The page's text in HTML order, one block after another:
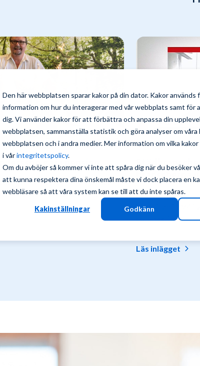
Den här webbplatsen sparar kakor på din dator. Kakor används
information om hur du interagerar med vår webbplats samt för
dig. Vi använder kakor för att förbättra och anpassa din
webbplatsen, sammanställa statistik och göra analyser om våra
webbplatsen och i andra medier. Mer information om vilka
i vårintegritetspolicy.
Om du avböjer så kommer vi inte att spåra dig när du besöker
att kunna respektera dina önskemål måste vi dock placera en
webbläsare så att våra system kan se till att du inte spåras.
Kakinställningar Godkänn
går i pension
går i pension efter 35 år hos
AB Lennart Alexandersson har
branscherna
Städbranschen i
intervjuad i TV4 i
coronakrisen. [...]
Läs inlägget